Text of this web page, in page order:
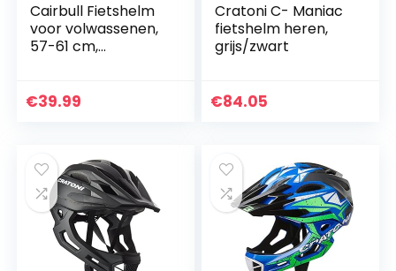
Cairbull Fietshelm
voor volwassenen,
57-61 cm,
afneembaar vizier
€39.99
Cratoni C- Maniac
fietshelm heren,
grijs/zwart
€84.05